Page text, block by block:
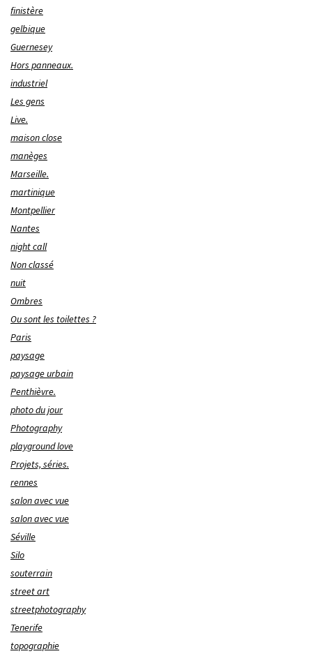
finistère
gelbique
Guernesey
Hors panneaux.
industriel
Les gens
Live.
maison close
manèges
Marseille.
martinique
Montpellier
Nantes
night call
Non classé
nuit
Ombres
Ou sont les toilettes ?
Paris
paysage
paysage urbain
Penthièvre.
photo du jour
Photography
playground love
Projets, séries.
rennes
salon avec vue
salon avec vue
Séville
Silo
souterrain
street art
streetphotography
Tenerife
topographie